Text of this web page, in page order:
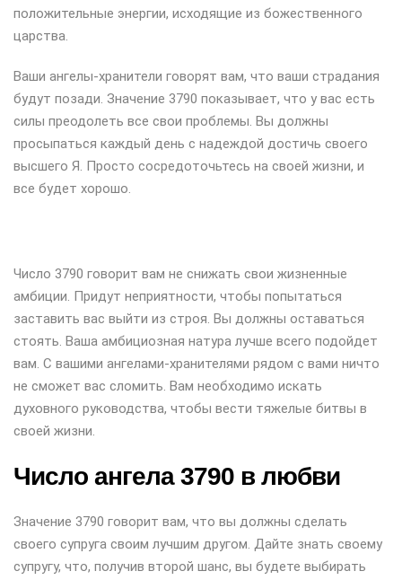
положительные энергии, исходящие из божественного
царства.
Ваши ангелы-хранители говорят вам, что ваши страдания
будут позади. Значение 3790 показывает, что у вас есть
силы преодолеть все свои проблемы. Вы должны
просыпаться каждый день с надеждой достичь своего
высшего Я. Просто сосредоточьтесь на своей жизни, и
все будет хорошо.
Число 3790 говорит вам не снижать свои жизненные
амбиции. Придут неприятности, чтобы попытаться
заставить вас выйти из строя. Вы должны оставаться
стоять. Ваша амбициозная натура лучше всего подойдет
вам. С вашими ангелами-хранителями рядом с вами ничто
не сможет вас сломить. Вам необходимо искать
духовного руководства, чтобы вести тяжелые битвы в
своей жизни.
Число ангела 3790 в любви
Значение 3790 говорит вам, что вы должны сделать
своего супруга своим лучшим другом. Дайте знать своему
супругу, что, получив второй шанс, вы будете выбирать